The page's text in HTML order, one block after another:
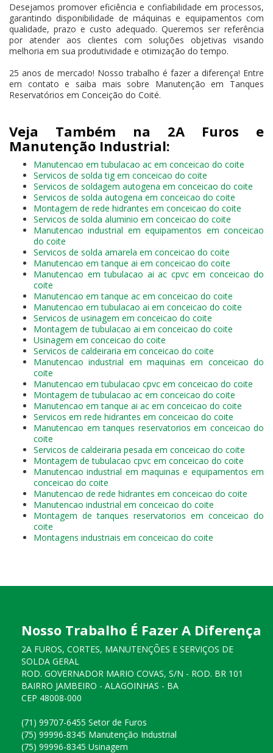
Desejamos promover eficiência e confiabilidade em processos,
garantindo disponibilidade de máquinas e equipamentos com
qualidade, prazo e custo adequado. Queremos ser referência
por atender aos clientes com soluções objetivas visando
melhoria em sua produtividade e otimização do tempo.
25 anos de mercado! Nosso trabalho é fazer a diferença! Entre
em contato e saiba mais sobre Manutenção em Tanques
Reservatórios em Conceição do Coité.
Veja Também na 2A Furos e
Manutenção Industrial:
Manutencao em tubulacao ac em conceicao do coite
Servicos de solda tig em conceicao do coite
Servicos de soldagem autogena em conceicao do coite
Servicos de solda autogena em conceicao do coite
Montagem de rede hidrantes em conceicao do coite
Servicos de solda aluminio em conceicao do coite
Manutencao industrial em equipamentos em conceicao
do coite
Servicos de solda amarela em conceicao do coite
Manutencao em tanque ai em conceicao do coite
Manutencao em tubulacao ai ac cpvc em conceicao do
coite
Manutencao em tanque ac em conceicao do coite
Manutencao em tubulacao ai em conceicao do coite
Servicos de usinagem em conceicao do coite
Montagem de tubulacao ai em conceicao do coite
Usinagem em conceicao do coite
Servicos de caldeiraria em conceicao do coite
Manutencao industrial em maquinas em conceicao do
coite
Manutencao em tubulacao cpvc em conceicao do coite
Montagem de tubulacao ac em conceicao do coite
Manutencao em tanque ai ac em conceicao do coite
Servicos em rede hidrantes em conceicao do coite
Manutencao em tanques reservatorios em conceicao do
coite
Servicos de caldeiraria pesada em conceicao do coite
Montagem de tubulacao cpvc em conceicao do coite
Manutencao industrial em maquinas e equipamentos em
conceicao do coite
Manutencao de rede hidrantes em conceicao do coite
Manutencao industrial em conceicao do coite
Montagem de tanques reservatorios em conceicao do
coite
Montagens industriais em conceicao do coite
Nosso Trabalho É Fazer A Diferença
2A FUROS, CORTES, MANUTENÇÕES E SERVIÇOS DE
SOLDA GERAL
ROD. GOVERNADOR MARIO COVAS, S/N - ROD. BR 101
BAIRRO JAMBEIRO - ALAGOINHAS - BA
CEP 48008-000
(71) 99707-6455 Setor de Furos
(75) 99996-8345 Manutenção Industrial
(75) 99996-8345 Usinagem